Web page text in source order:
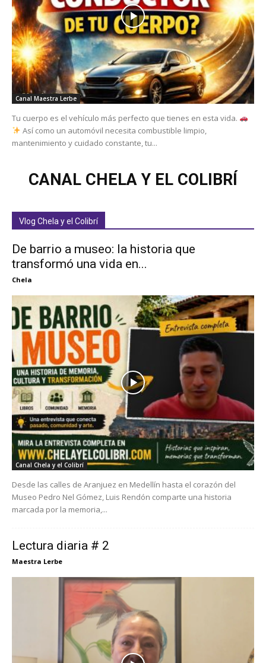
Canal Maestra Lerbe
Tu cuerpo es el vehículo más perfecto que tienes en esta vida.
Así como un automóvil necesita combustible limpio,
mantenimiento y cuidado constante, tu...
CANAL CHELA Y EL COLIBRÍ
Vlog Chela y el Colibrí
De barrio a museo: la historia que
transformó una vida en...
Chela
Canal Chela y el Colibrí
Desde las calles de Aranjuez en Medellín hasta el corazón del
Museo Pedro Nel Gómez, Luis Rendón comparte una historia
marcada por la memoria,...
Lectura diaria # 2
Maestra Lerbe